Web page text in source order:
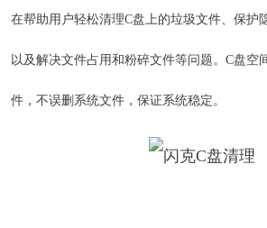
在帮助用户轻松清理C盘上的垃圾文件、保护
以及解决文件占用和粉碎文件等问题。C盘空
件，不误删系统文件，保证系统稳定。